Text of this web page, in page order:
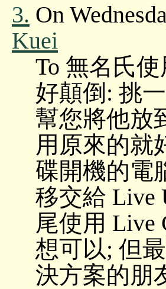
3. On
Kuei
To 無名氏
好顛倒: 挑
幫您將他放
用原來的就
碟開機的電
移交給 Live
尾使用 Live
想可以; 但
決方案的朋